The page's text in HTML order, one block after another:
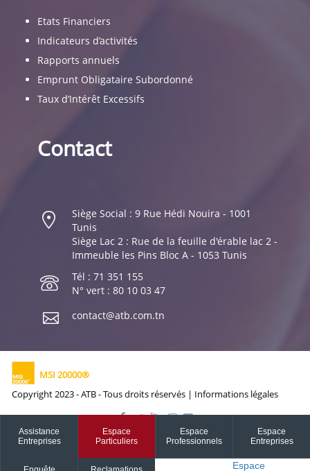
Assistance
Entreprises
Espace
Particuliers
Espace
Professionnels
Espace
Entreprises
Espace
Etats Financiers
Indicateurs d’activités
Rapports annuels
Emprunt Obligataire Subordonné
Taux d’Intérêt Excessifs
Contact
Siège Social : 9 Rue Hédi Nouira - 1001
Tunis
Siège Lac 2 : Rue de la feuille d'érable lac 2 -
Immeuble les Pins Bloc A - 1053 Tunis
Tél : 71 351 155
N° vert : 80 10 03 47
contact@atb.com.tn
MSI 20000®
Copyright 2023 - ATB - Tous droits réservés | Informations légales